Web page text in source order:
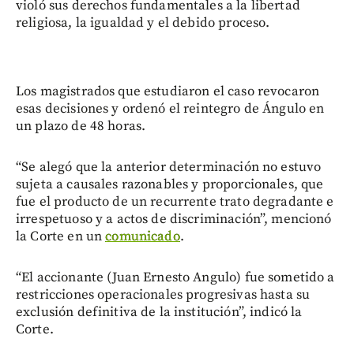
violó sus derechos fundamentales a la libertad
religiosa, la igualdad y el debido proceso.
Los magistrados que estudiaron el caso revocaron
esas decisiones y ordenó el reintegro de Ángulo en
un plazo de 48 horas.
“Se alegó que la anterior determinación no estuvo
sujeta a causales razonables y proporcionales, que
fue el producto de un recurrente trato degradante e
irrespetuoso y a actos de discriminación”, mencionó
la Corte en uncomunicado.
“El accionante (Juan Ernesto Angulo) fue sometido a
restricciones operacionales progresivas hasta su
exclusión definitiva de la institución”, indicó la
Corte.